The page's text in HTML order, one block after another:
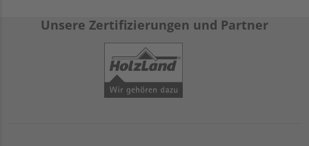
Unsere Zertifizierungen und Partner